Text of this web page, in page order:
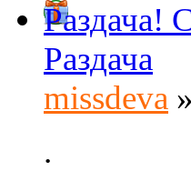
Раздача!
Раздача
missdeva
.